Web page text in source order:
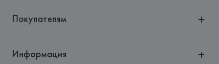
Покупателям
Информация